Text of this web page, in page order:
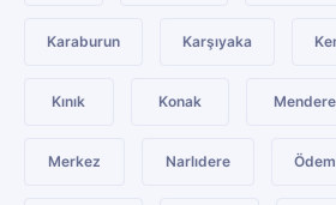
Karaburun Karşıyaka
Kınık Konak
Merkez Narlıdere